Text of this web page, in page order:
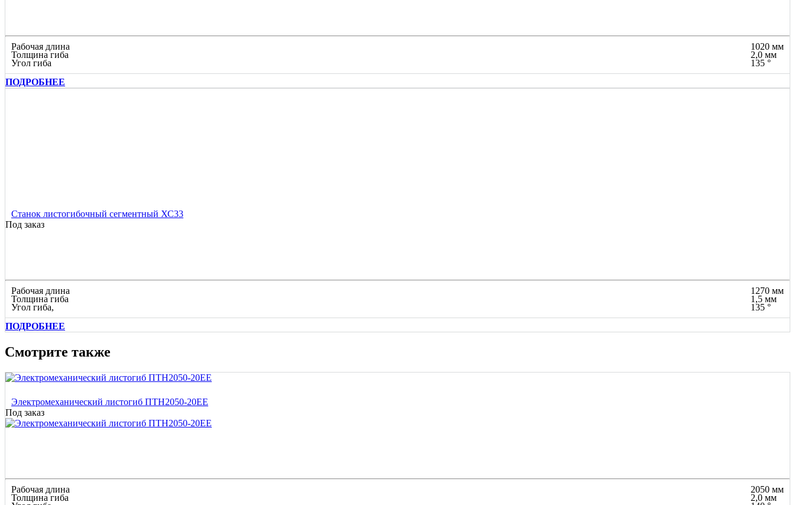
Рабочая длина
Толщина гиба
Угол гиба
1020 мм
2,0 мм
135 °
ПОДРОБНЕЕ
Станок листогибочный сегментный ХС33
Под заказ
Рабочая длина
Толщина гиба
Угол гиба,
1270 мм
1,5 мм
135 °
ПОДРОБНЕЕ
Смотрите также
Электромеханический листогиб ПТН2050-20ЕЕ
Под заказ
Рабочая длина
Толщина гиба
2050 мм
2,0 мм